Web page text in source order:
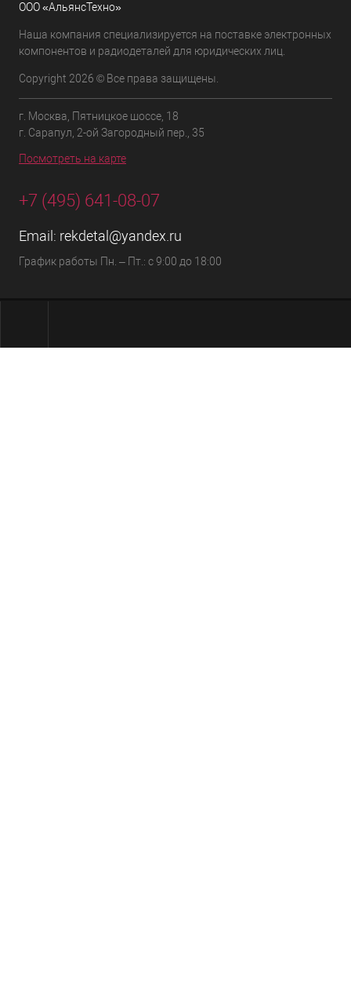
ООО «АльянсТехно»
Наша компания специализируется на поставке электронных
компонентов и радиодеталей для юридических лиц.
Copyright 2026 © Все права защищены.
г. Москва, Пятницкое шоссе, 18
г. Сарапул, 2-ой Загородный пер., 35
Посмотреть на карте
+7 (495) 641-08-07
Email: rekdetal@yandex.ru
График работы Пн. – Пт.: с 9:00 до 18:00